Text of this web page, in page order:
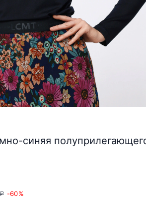
синяя
-60%